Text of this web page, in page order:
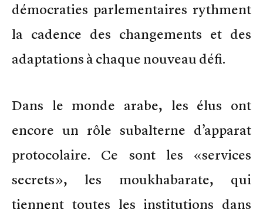
démocraties parlementaires rythment
la cadence des changements et des
adaptations à chaque nouveau défi.
Dans le monde arabe, les élus ont
encore un rôle subalterne d’apparat
protocolaire. Ce sont les «services
secrets», les moukhabarate, qui
tiennent toutes les institutions dans